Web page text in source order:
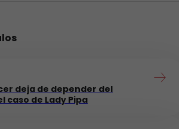
deja de depender del
caso de Lady Pipa